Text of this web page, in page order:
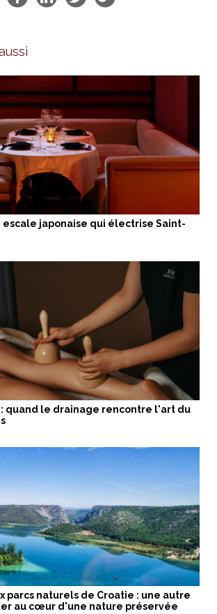
escale japonaise qui électrise Saint-
: quand le drainage rencontre l'art du
parcs naturels de Croatie : une autre
au cœur d'une nature préservée